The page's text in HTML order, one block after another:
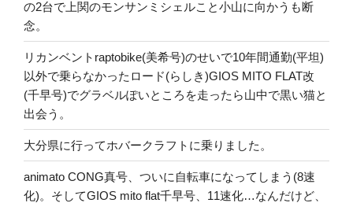
の2台で上関のモンサンミシェルこと小山に向かうも断
念。
リカンベントraptobike(美希号)のせいで10年間通勤(平坦)
以外で乗らなかったロード(らしき)GIOS MITO FLAT改
(千早号)でグラベルぽいところを走ったら山中で黒い猫と
出会う。
大分県に行ってホバークラフトに乗りました。
animato CONG真号、ついに自転車になってしまう(8速
化)。そしてGIOS mito flat千早号、11速化…なんだけど、